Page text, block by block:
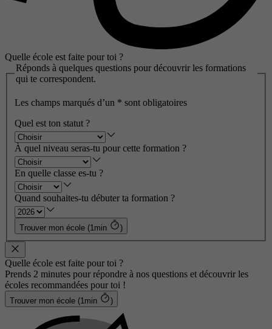
Quelle école est faite pour toi ?
Réponds à quelques questions pour découvrir les formations
qui te correspondent.
Les champs marqués d’un * sont obligatoires
Quel est ton statut ?
À quel niveau seras-tu pour cette formation ?
En quelle classe es-tu ?
Quand souhaites-tu débuter ta formation ?
Trouver mon école (1min )
Quelle école est faite pour toi ?
Prends 2 minutes pour répondre à nos questions et découvrir les
écoles recommandées pour toi !
Trouver mon école (1min )